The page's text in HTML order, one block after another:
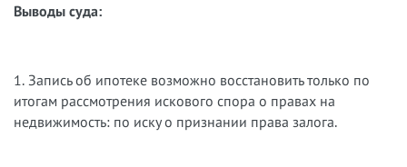
Выводы суда:
1. Запись об ипотеке возможно восстановить только по
итогам рассмотрения искового спора о правах на
недвижимость: по иску о признании права залога.